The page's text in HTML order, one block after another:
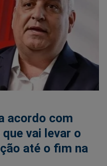
acordo com
vai levar o
até o fim na